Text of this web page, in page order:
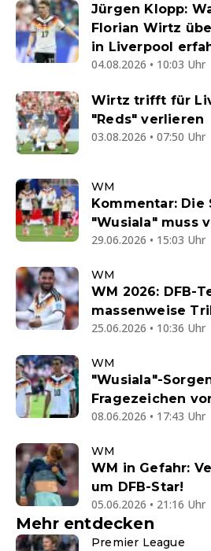
Jürgen Klopp:
Florian Wirtz
in Liverpool
04.08.2026 • 10:03 Uhr
Wirtz trifft für
"Reds" verlieren
03.08.2026 • 07:50 Uhr
WM
Kommentar:
"Wusiala" muss
29.06.2026 • 15:03 Uhr
WM
WM 2026: DFB-
massenweise
25.06.2026 • 10:36 Uhr
WM
"Wusiala"-
Fragezeichen
08.06.2026 • 17:43 Uhr
WM
WM in Gefahr:
um DFB-Star!
05.06.2026 • 21:16 Uhr
Mehr entdecken
Premier League